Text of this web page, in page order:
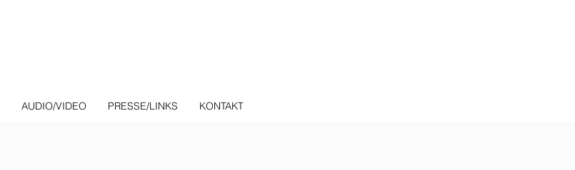
AUDIO/VIDEO PRESSE/LINKS KONTAKT